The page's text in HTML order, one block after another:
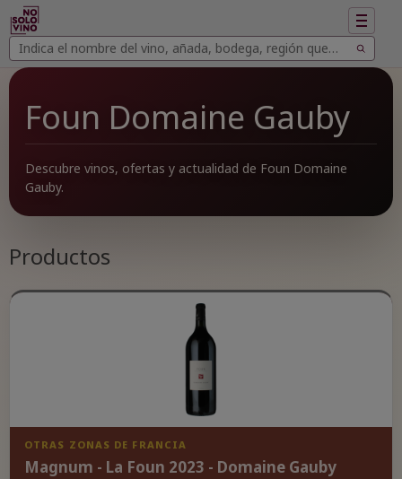
Buscar
vinos
Buscar
Mostrar
Foun Domaine Gauby
Descubre vinos, ofertas y actualidad de Foun Domaine
Gauby.
Productos
OTRAS ZONAS DE FRANCIA
Magnum - La Foun 2023 - Domaine Gauby